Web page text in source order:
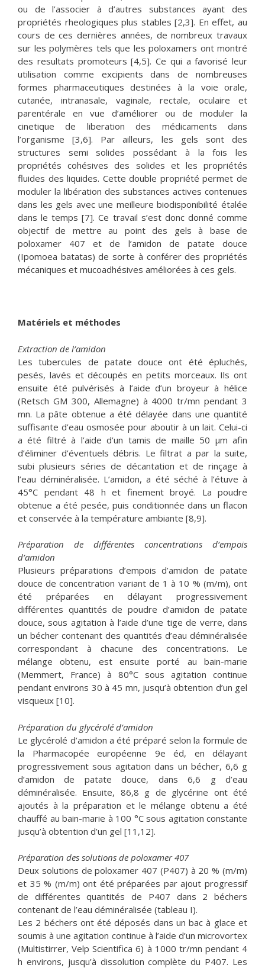
ou de l’associer à d’autres substances ayant des
propriétés rheologiques plus stables [2,3]. En effet, au
cours de ces dernières années, de nombreux travaux
sur les polymères tels que les poloxamers ont montré
des resultats promoteurs [4,5]. Ce qui a favorisé leur
utilisation comme excipients dans de nombreuses
formes pharmaceutiques destinées à la voie orale,
cutanée, intranasale, vaginale, rectale, oculaire et
parentérale en vue d’améliorer ou de moduler la
cinetique de liberation des médicaments dans
l’organisme [3,6]. Par ailleurs, les gels sont des
structures semi solides possédant à la fois les
propriétés cohésives des solides et les propriétés
fluides des liquides. Cette double propriété permet de
moduler la libération des substances actives contenues
dans les gels avec une meilleure biodisponibilité étalée
dans le temps [7]. Ce travail s’est donc donné comme
objectif de mettre au point des gels à base de
poloxamer 407 et de l’amidon de patate douce
(Ipomoea batatas) de sorte à conférer des propriétés
mécaniques et mucoadhésives améliorées à ces gels.
Matériels et méthodes
Extraction de l’amidon
Les tubercules de patate douce ont été épluchés,
pesés, lavés et découpés en petits morceaux. Ils ont
ensuite été pulvérisés à l’aide d’un broyeur à hélice
(Retsch GM 300, Allemagne) à 4000 tr/mn pendant 3
mn. La pâte obtenue a été délayée dans une quantité
suffisante d’eau osmosée pour aboutir à un lait. Celui-ci
a été filtré à l’aide d’un tamis de maille 50 μm afin
d’éliminer d’éventuels débris. Le filtrat a par la suite,
subi plusieurs séries de décantation et de rinçage à
l’eau déminéralisée. L’amidon, a été séché à l’étuve à
45°C pendant 48 h et finement broyé. La poudre
obtenue a été pesée, puis conditionnée dans un flacon
et conservée à la température ambiante [8,9].
Préparation de différentes concentrations d’empois
d’amidon
Plusieurs préparations d’empois d’amidon de patate
douce de concentration variant de 1 à 10 % (m/m), ont
été préparées en délayant progressivement
différentes quantités de poudre d’amidon de patate
douce, sous agitation à l’aide d’une tige de verre, dans
un bécher contenant des quantités d’eau déminéralisée
correspondant à chacune des concentrations. Le
mélange obtenu, est ensuite porté au bain-marie
(Memmert, France) à 80°C sous agitation continue
pendant environs 30 à 45 mn, jusqu’à obtention d’un gel
visqueux [10].
Préparation du glycérolé d’amidon
Le glycérolé d’amidon a été préparé selon la formule de
la Pharmacopée européenne 9e éd, en délayant
progressivement sous agitation dans un bécher, 6,6 g
d’amidon de patate douce, dans 6,6 g d’eau
déminéralisée. Ensuite, 86,8 g de glycérine ont été
ajoutés à la préparation et le mélange obtenu a été
chauffé au bain-marie à 100 °C sous agitation constante
jusqu’à obtention d’un gel [11,12].
Préparation des solutions de poloxamer 407
Deux solutions de poloxamer 407 (P407) à 20 % (m/m)
et 35 % (m/m) ont été préparées par ajout progressif
de différentes quantités de P407 dans 2 béchers
contenant de l’eau déminéralisée (tableau I).
Les 2 béchers ont été déposés dans un bac à glace et
soumis à une agitation continue à l’aide d’un microvortex
(Multistirrer, Velp Scientifica 6) à 1000 tr/mn pendant 4
h environs, jusqu’à dissolution complète du P407. Les